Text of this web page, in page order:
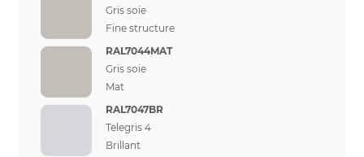
Gris soie
Fine structure
RAL7044MAT
Gris soie
Mat
RAL7047BR
Telegris 4
Brillant